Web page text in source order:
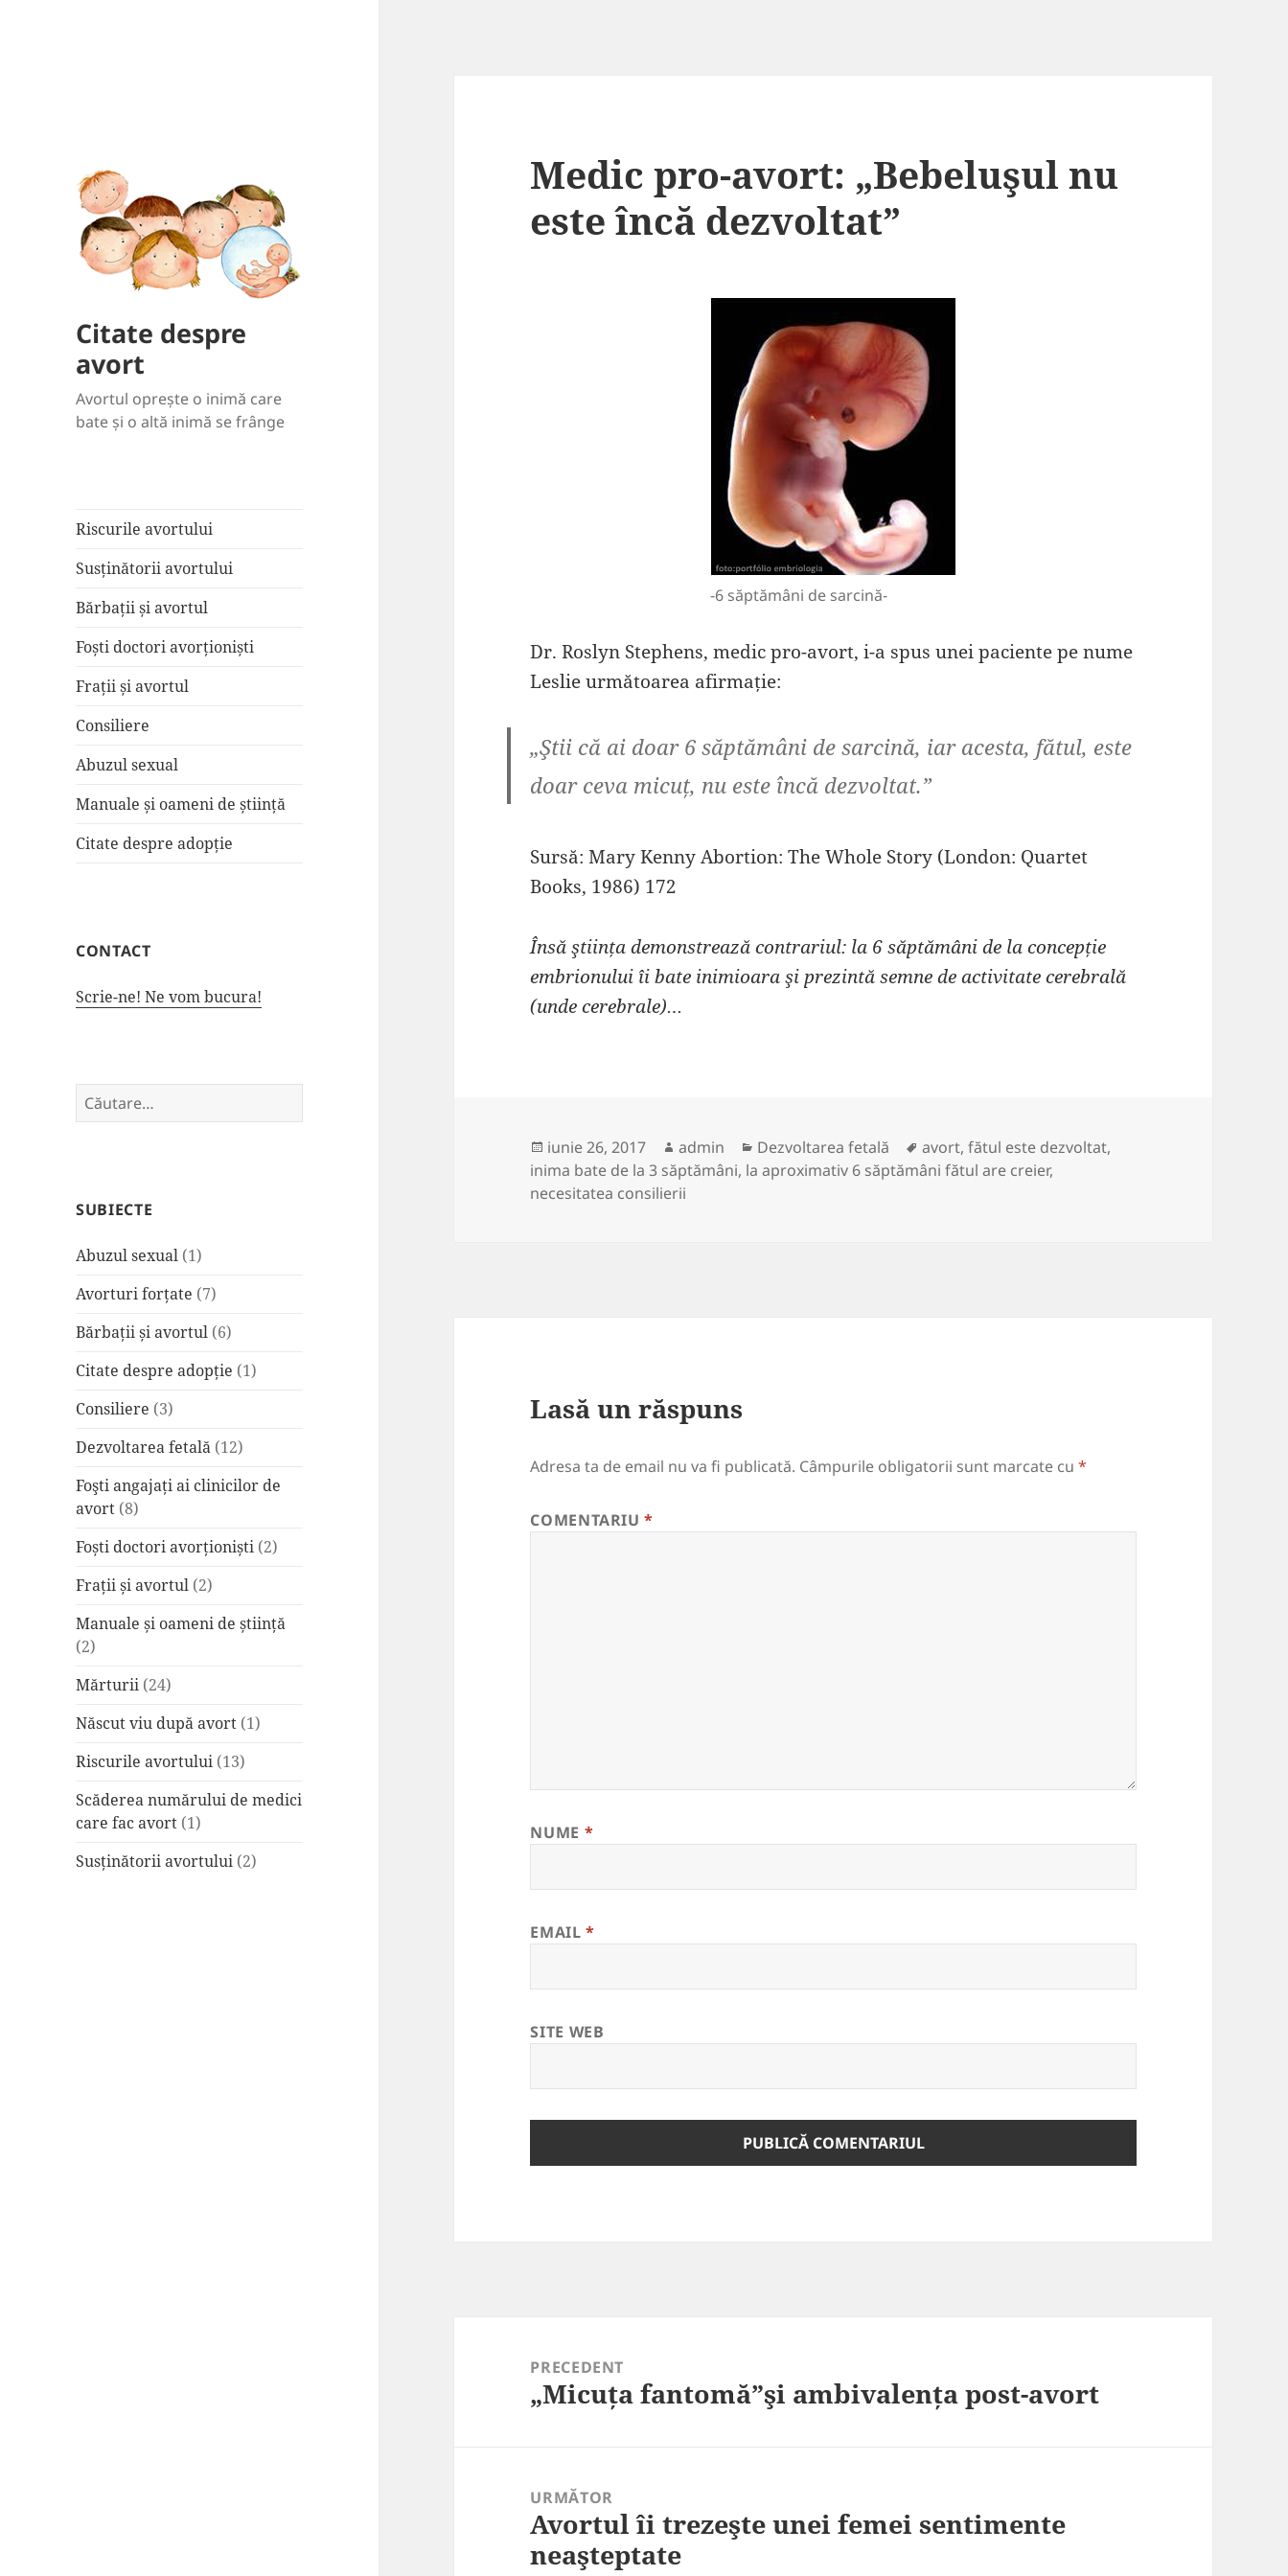
Citate despre
avort
Avortul oprește o inimă care
bate și o altă inimă se frânge
Riscurile avortului
Susținătorii avortului
Bărbații și avortul
Foști doctori avorționiști
Frații și avortul
Consiliere
Abuzul sexual
Manuale și oameni de știință
Citate despre adopție
CONTACT
Scrie-ne! Ne vom bucura!
Caută
după:
SUBIECTE
Abuzul sexual (1)
Avorturi forțate (7)
Bărbații și avortul (6)
Citate despre adopție (1)
Consiliere (3)
Dezvoltarea fetală (12)
Foşti angajați ai clinicilor de
avort (8)
Foști doctori avorționiști (2)
Frații și avortul (2)
Manuale și oameni de știință
(2)
Mărturii (24)
Născut viu după avort (1)
Riscurile avortului (13)
Scăderea numărului de medici
care fac avort (1)
Susținătorii avortului (2)
Medic pro-avort: „Bebeluşul nu
este încă dezvoltat”
-6 săptămâni de sarcină-
Dr. Roslyn Stephens, medic pro-avort, i-a spus unei paciente pe nume
Leslie următoarea afirmație:
„Ştii că ai doar 6 săptămâni de sarcină, iar acesta, fătul, este
doar ceva micuț, nu este încă dezvoltat.”
Sursă: Mary Kenny Abortion: The Whole Story (London: Quartet
Books, 1986) 172
Însă ştiința demonstrează contrariul: la 6 săptămâni de la concepție
embrionului îi bate inimioara şi prezintă semne de activitate cerebrală
(unde cerebrale)…
Publicat
pe
iunie 26, 2017 Autor
admin Categorii
Dezvoltarea fetală Etichete
avort,fătul este dezvoltat,
inima bate de la 3 săptămâni, la aproximativ 6 săptămâni fătul are creier,
necesitatea consilierii
Lasă un răspuns
Adresa ta de email nu va fi publicată. Câmpurile obligatorii sunt marcate cu*
COMENTARIU*
NUME *
EMAIL*
SITE WEB
PRECEDENT
Articolul
„Micuța fantomă”şi ambivalența post-avort
URMĂTOR
Articolul
următor:
Avortul îi trezeşte unei femei sentimente
neaşteptate